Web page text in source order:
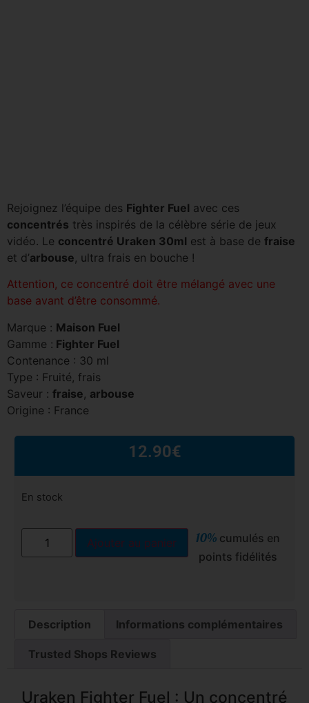
Rejoignez l’équipe des Fighter Fuel avec ces
concentrés très inspirés de la célèbre série de jeux
vidéo. Le concentré Uraken 30ml est à base de fraise
et d’arbouse, ultra frais en bouche !
Attention, ce concentré doit être mélangé avec une
base avant d’être consommé.
Marque : Maison Fuel
Gamme : Fighter Fuel
Contenance : 30 ml
Type : Fruité, frais
Saveur : fraise, arbouse
Origine : France
12.90€
En stock
Ajouter au panier 10% cumulés en
points fidélités
Description Informations complémentaires
Trusted Shops Reviews
Uraken Fighter Fuel : Un concentré